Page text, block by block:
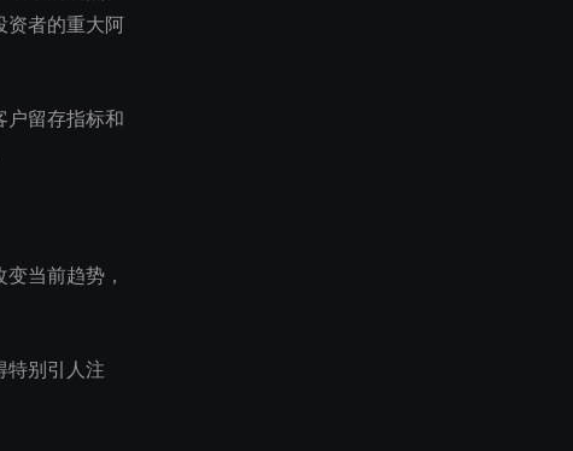
资者的重大阿
户留存指标和
当前趋势，
特别引人注